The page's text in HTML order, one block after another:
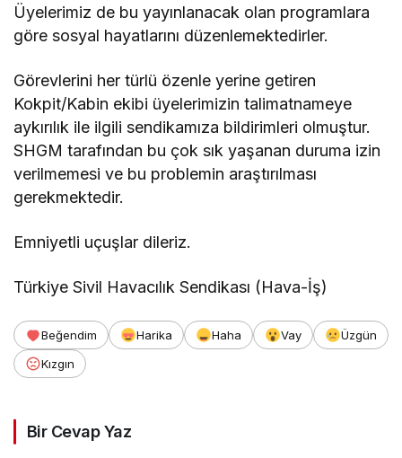
Üyelerimiz de bu yayınlanacak olan programlara
göre sosyal hayatlarını düzenlemektedirler.
Görevlerini her türlü özenle yerine getiren
Kokpit/Kabin ekibi üyelerimizin talimatnameye
aykırılık ile ilgili sendikamıza bildirimleri olmuştur.
SHGM tarafından bu çok sık yaşanan duruma izin
verilmemesi ve bu problemin araştırılması
gerekmektedir.
Emniyetli uçuşlar dileriz.
Türkiye Sivil Havacılık Sendikası (Hava-İş)
Beğendim Harika Haha Vay
Üzgün
Kızgın
Bir Cevap Yaz